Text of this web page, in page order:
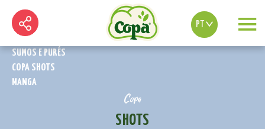
PT
SUMOS E PURÉS
COPA SHOTS
MANGA
Copa
SHOTS